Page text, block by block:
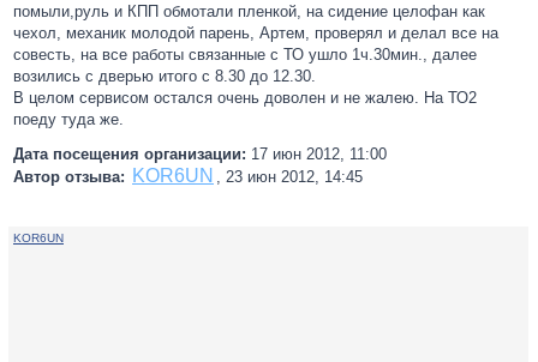
помыли,руль и КПП обмотали пленкой, на сидение целофан как
чехол, механик молодой парень, Артем, проверял и делал все на
совесть, на все работы связанные с ТО ушло 1ч.30мин., далее
возились с дверью итого с 8.30 до 12.30.
В целом сервисом остался очень доволен и не жалею. На ТО2
поеду туда же.
Дата посещения организации: 17 июн 2012, 11:00
Автор отзыва: KOR6UN , 23 июн 2012, 14:45
KOR6UN